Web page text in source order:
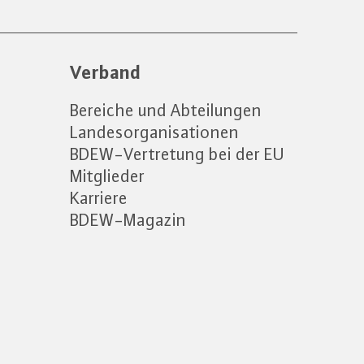
Verband
Bereiche und Abteilungen
Landesorganisationen
BDEW-Vertretung bei der EU
Mitglieder
Karriere
BDEW-Magazin